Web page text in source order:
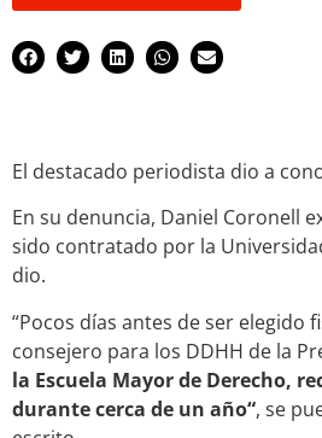
El destacado periodista dio a
En su denuncia, Daniel Coronell
sido contratado por la
dio.
“Pocos días antes de ser elegido
consejero para los DDHH de la
la Escuela Mayor de Derecho,
durante cerca de un año“, se